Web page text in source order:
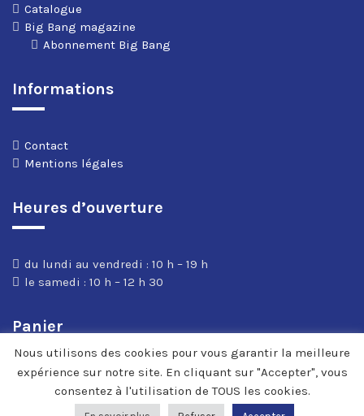
Catalogue
Big Bang magazine
Abonnement Big Bang
Informations
Contact
Mentions légales
Heures d’ouverture
du lundi au vendredi : 10 h – 19 h
le samedi : 10 h – 12 h 30
Panier
Nous utilisons des cookies pour vous garantir la meilleure
expérience sur notre site. En cliquant sur "Accepter", vous
consentez à l'utilisation de TOUS les cookies.